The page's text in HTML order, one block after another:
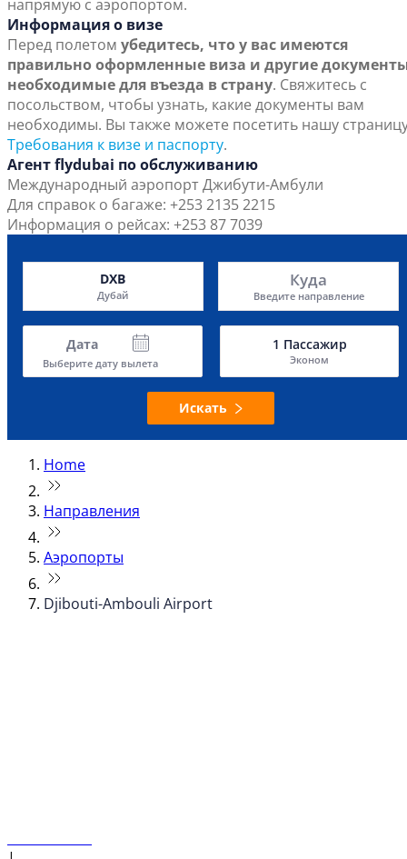
напрямую с аэропортом.
Информация о визе
Перед полетом убедитесь, что у вас имеются
правильно оформленные виза и другие
необходимые для въезда в страну. Свяжитесь с
посольством, чтобы узнать, какие документы вам
необходимы. Вы также можете посетить нашу
Требования к визе и паспорту.
Агент flydubai по обслуживанию
Международный аэропорт Джибути-Амбули
Для справок о багаже: +253 2135 2215
Информация о рейсах: +253 87 7039
DXB
Дубай
Куда
Введите направление
Дата
Выберите дату вылета
1 Пассажир
Эконом
Искать
Home
Направления
Аэропорты
Djibouti-Ambouli Airport